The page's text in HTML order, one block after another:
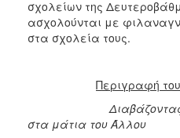
σχολείων της
ασχολούνται με
στα σχολεία τους.
Περιγραφή
στα μάτια του Άλλου